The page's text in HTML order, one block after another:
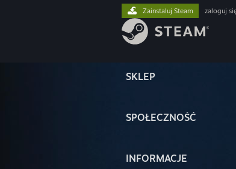
SKLEP
SPOŁECZNOŚĆ
INFORMACJE
Zainstaluj Steam zaloguj